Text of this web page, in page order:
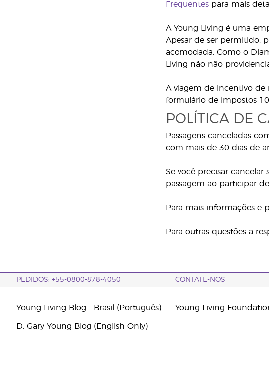
Frequentespara mais
A Young Living é uma
Apesar de ser permitido,
acomodada. Como o
Living não não
A viagem de incentivo de
formulário de impostos
POLÍTICA DE
Passagens canceladas
com mais de 30 dias de
Se você precisar cancelar
passagem ao participar
Para mais informações e
Para outras questões a
PEDIDOS: +55-0800-878-4050 CONTATE-NOS
Young Living Blog - Brasil (Português)
D. Gary Young Blog (English Only)
Young Living